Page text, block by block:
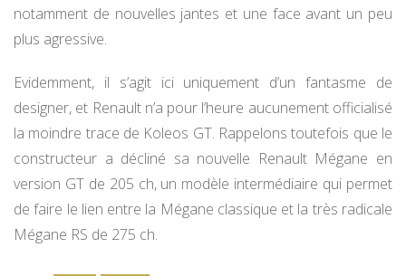
notamment de nouvelles jantes et une face avant un peu
plus agressive.
Evidemment, il s’agit ici uniquement d’un fantasme de
designer, et Renault n’a pour l’heure aucunement officialisé
la moindre trace de Koleos GT. Rappelons toutefois que le
constructeur a décliné sa nouvelle Renault Mégane en
version GT de 205 ch, un modèle intermédiaire qui permet
de faire le lien entre la Mégane classique et la très radicale
Mégane RS de 275 ch.